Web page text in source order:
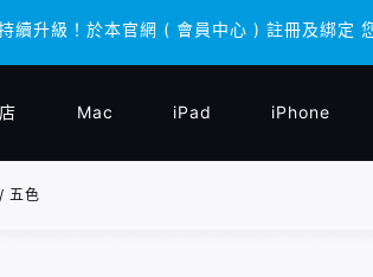
續升級！於本官網 ( 會員中心 ) 註冊及綁定
續升級！於本官網 ( 會員中心 ) 註冊及綁定
Mac iPad iPhone
五色